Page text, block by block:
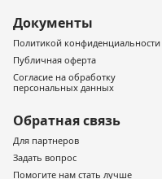
Документы
Политикой конфиденциальности
Публичная оферта
Согласие на обработку
персональных данных
Обратная связь
Для партнеров
Задать вопрос
Помогите нам стать лучше